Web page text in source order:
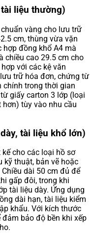
liệu thường)
vàng cho lưu trữ
cm, thùng vừa vặn
hợp đồng khổ A4 mà
chiều cao 29.5 cm cho
với các kệ văn
trữ hóa đơn, chứng từ
chính trong thời gian
giấy carton 3 lớp (loại
tùy vào nhu cầu
tài liệu khổ lớn)
cho các loại hồ sơ
kỹ thuật, bản vẽ hoặc
dài 50 cm đủ để
gấp đôi, trong khi
tài liệu dày. Ứng dụng
dài hạn, tài liệu kiểm
khẩu. Với kích thước
bảo độ bền khi xếp